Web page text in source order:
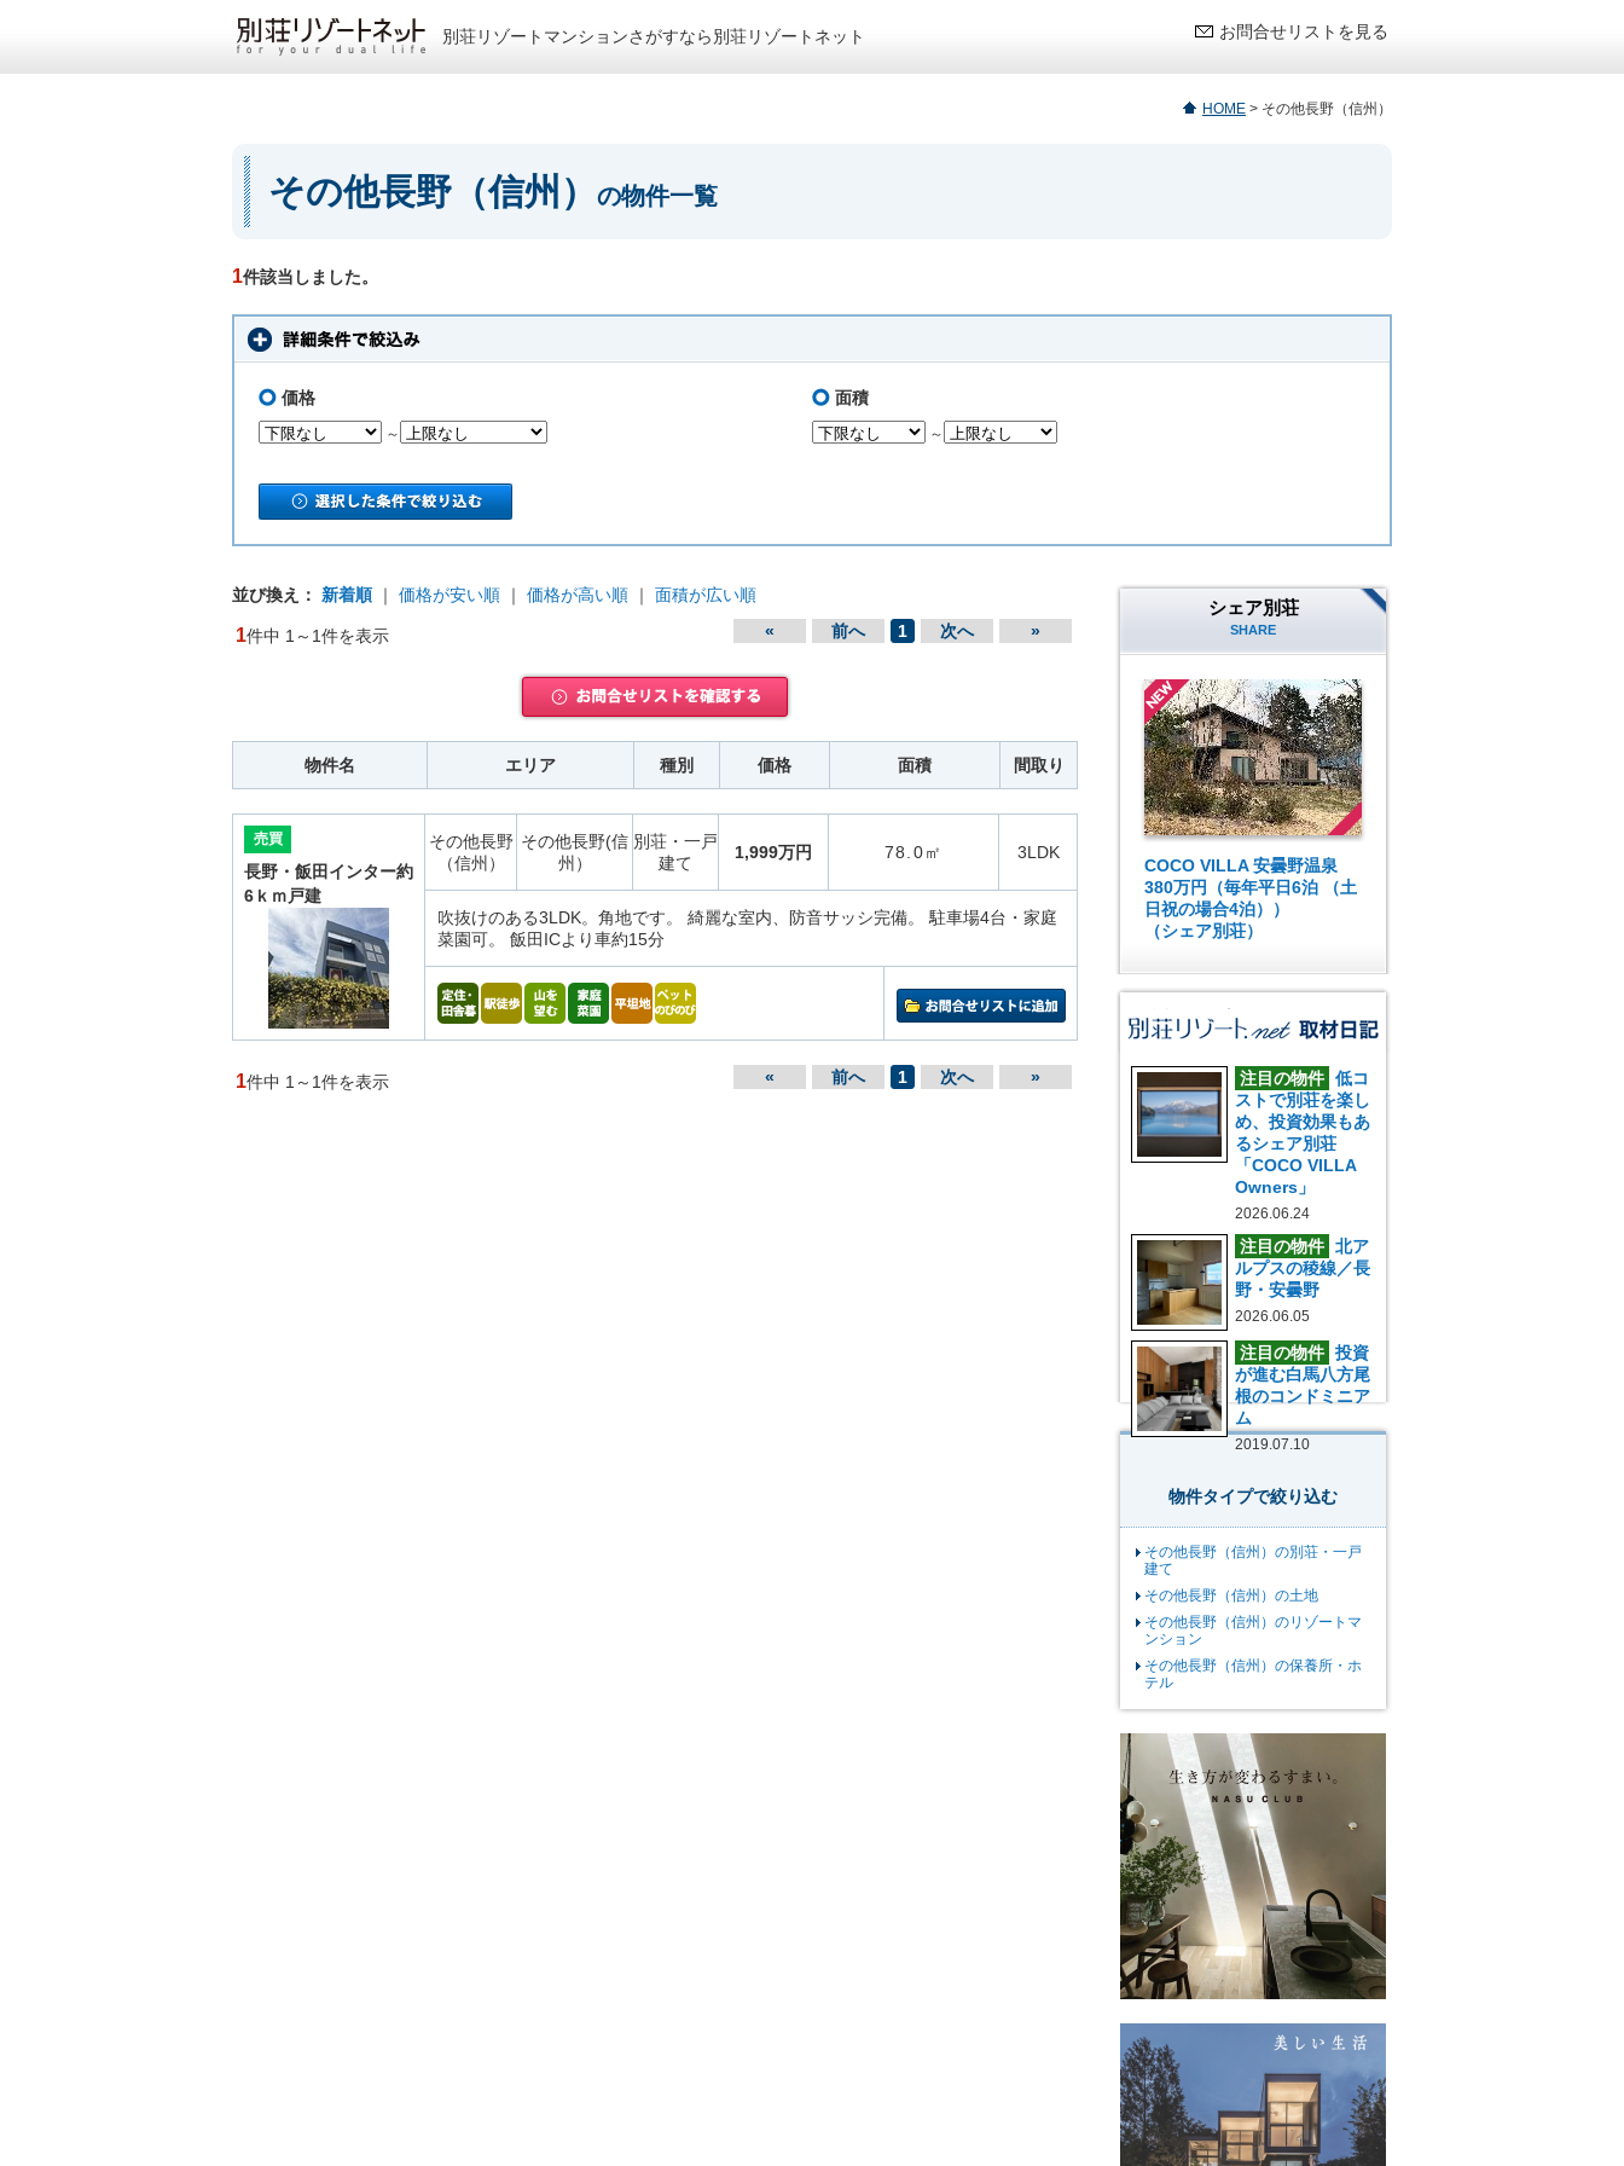
別荘リゾートマンションさがすなら別荘リゾートネット お問合せリストを見る
HOME > その他長野（信州）
その他長野（信州） の物件一覧
1件該当しました。
価格
～
面積
～
並び換え： 新着順 ｜ 価格が安い順 ｜ 価格が高い順 ｜ 面積が広い順
1件中 1～1件を表示 « 前へ 1 次へ »
物件名 エリア 種別 価格 面積 間取り
売買
長野・飯田インター約
6ｋｍ戸建
その他長野
（信州）
その他長野(信
州）
別荘・一戸
建て
1,999万円 78.0㎡ 3LDK
吹抜けのある3LDK。角地です。 綺麗な室内、防音サッシ完備。 駐車場4台・家庭
菜園可。 飯田ICより車約15分
1件中 1～1件を表示 « 前へ 1 次へ »
シェア別荘
SHARE
COCO VILLA 安曇野温泉
380万円（毎年平日6泊 （土
日祝の場合4泊））
（シェア別荘）
注目の物件 低コ
ストで別荘を楽し
め、投資効果もあ
るシェア別荘
「COCO VILLA
Owners」
2026.06.24
注目の物件 北ア
ルプスの稜線／長
野・安曇野
2026.06.05
注目の物件 投資
が進む白馬八方尾
根のコンドミニア
ム
2019.07.10
物件タイプで絞り込む
その他長野（信州）の別荘・一戸
建て
その他長野（信州）の土地
その他長野（信州）のリゾートマ
ンション
その他長野（信州）の保養所・ホ
テル